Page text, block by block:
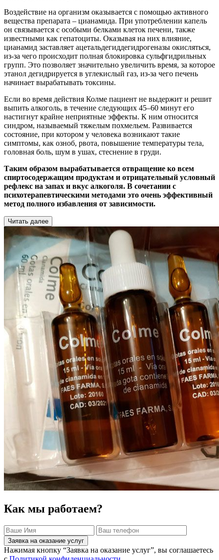
Воздействие на организм оказывается с помощью активного
вещества препарата – цианамида. При употреблении капель
он связывается с особыми белками клеток печени, также
известными как гепатоциты. Оказывая на них влияние,
цианамид заставляет ацетальдегиддегидрогеназы окисляться,
из-за чего происходит полная блокировка сульфгидрильных
групп. Это позволяет значительно увеличить время, за которое
этанол дегидрируется в углекислый газ, из-за чего печень
начинает вырабатывать токсины.
Если во время действия Колме пациент не выдержит и решит
выпить алкоголь, в течение следующих 45–60 минут его
настигнут крайне неприятные эффекты. К ним относится
синдром, называемый тяжелым похмельем. Развивается
состояние, при котором у человека возникают такие
симптомы, как озноб, рвота, повышение температуры тела,
головная боль, шум в ушах, стеснение в груди.
Таким образом вырабатывается отвращение ко всем
спиртосодержащим продуктам и отрицательный условный
рефлекс на запах и вкус алкоголя. В сочетании с
психотерапевтическими методами это очень эффективный
метод полного избавления от зависимости.
Читать далее
Как мы работаем?
Заявка на оказание услуг
Нажимая кнопку “Заявка на оказание услуг”, вы соглашаетесь